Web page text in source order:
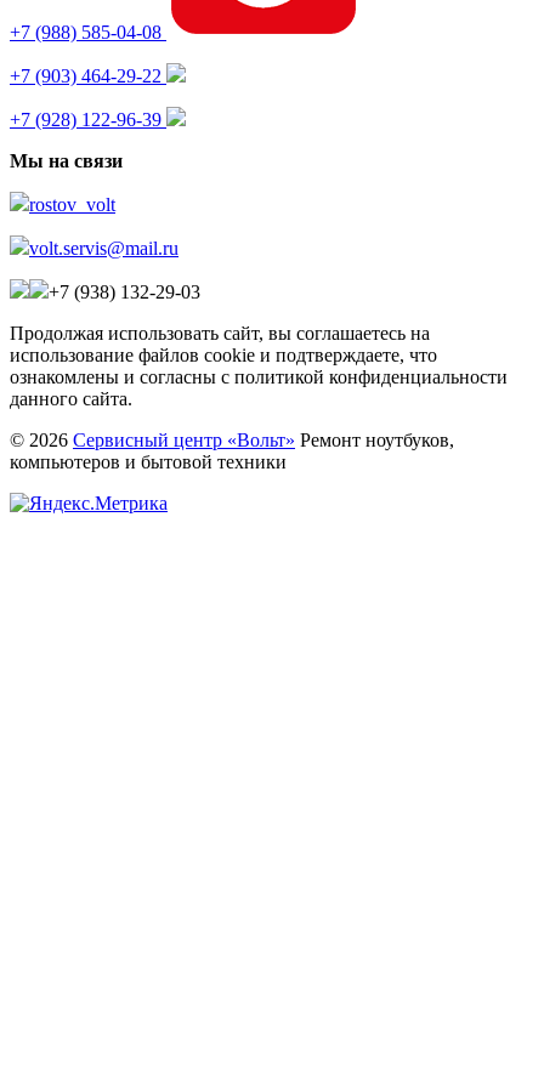
+7 (988) 585-04-08
+7 (903) 464-29-22
+7 (928) 122-96-39
Мы на связи
rostov_volt
volt.servis@mail.ru
+7 (938) 132-29-03
Продолжая использовать сайт, вы соглашаетесь на
использование файлов cookie и подтверждаете, что
ознакомлены и согласны с политикой конфиденциальности
данного сайта.
© 2026 Сервисный центр «Вольт» Ремонт ноутбуков,
компьютеров и бытовой техники